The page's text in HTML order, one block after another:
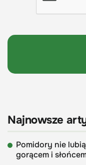
Najnowsze
Pomidory nie
gorącem i